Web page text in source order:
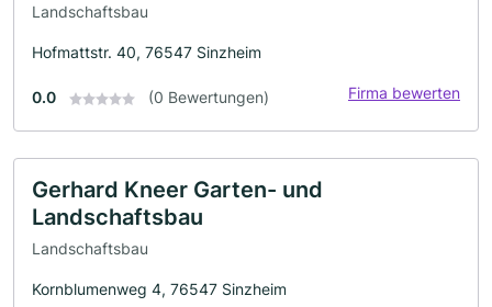
Landschaftsbau
Hofmattstr. 40, 76547 Sinzheim
0.0 (0 Bewertungen) Firma bewerten
Gerhard Kneer Garten- und
Landschaftsbau
Landschaftsbau
Kornblumenweg 4, 76547 Sinzheim